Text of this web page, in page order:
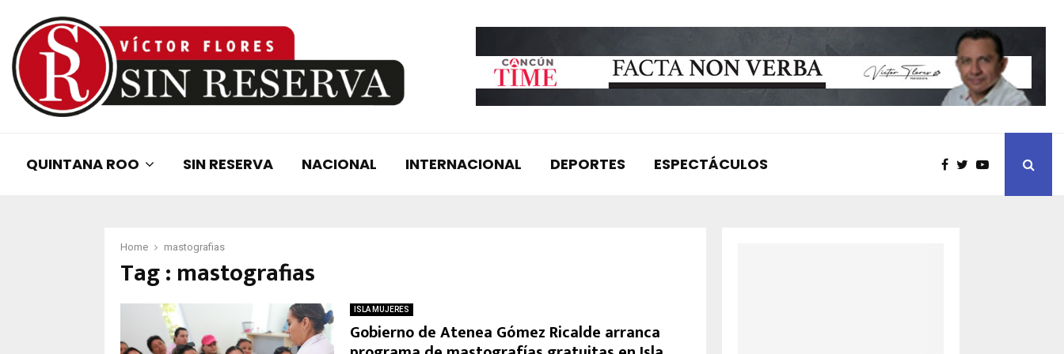
QUINTANA ROO SIN RESERVA NACIONAL INTERNACIONAL DEPORTES ESPECTÁCULOS
Home mastografias
Tag : mastografias
ISLA MUJERES
Gobierno de Atenea Gómez Ricalde arranca